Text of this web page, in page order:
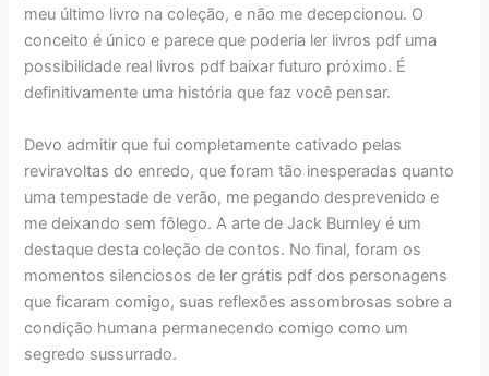
meu último livro na coleção, e não me decepcionou. O
conceito é único e parece que poderia ler livros pdf uma
possibilidade real livros pdf baixar futuro próximo. É
definitivamente uma história que faz você pensar.
Devo admitir que fui completamente cativado pelas
reviravoltas do enredo, que foram tão inesperadas quanto
uma tempestade de verão, me pegando desprevenido e
me deixando sem fôlego. A arte de Jack Burnley é um
destaque desta coleção de contos. No final, foram os
momentos silenciosos de ler grátis pdf dos personagens
que ficaram comigo, suas reflexões assombrosas sobre a
condição humana permanecendo comigo como um
segredo sussurrado.